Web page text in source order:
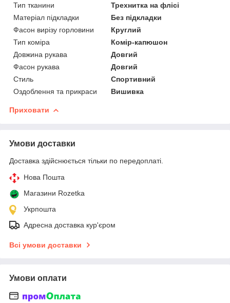
Тип тканини
Трехнитка на флісі
Матеріал підкладки
Без підкладки
Фасон вирізу горловини
Круглий
Тип коміра
Комір-капюшон
Довжина рукава
Довгий
Фасон рукава
Довгий
Стиль
Спортивний
Оздоблення та прикраси
Вишивка
Приховати
Умови доставки
Доставка здійснюється тільки по передоплаті.
Нова Пошта
Магазини Rozetka
Укрпошта
Адресна доставка кур'єром
Всі умови доставки
Умови оплати